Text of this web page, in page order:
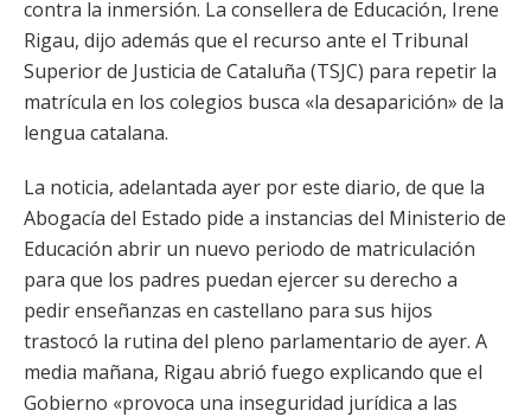
contra la inmersión. La consellera de Educación, Irene
Rigau, dijo además que el recurso ante el Tribunal
Superior de Justicia de Cataluña (TSJC) para repetir la
matrícula en los colegios busca «la desaparición» de la
lengua catalana.
La noticia, adelantada ayer por este diario, de que la
Abogacía del Estado pide a instancias del Ministerio de
Educación abrir un nuevo periodo de matriculación
para que los padres puedan ejercer su derecho a
pedir enseñanzas en castellano para sus hijos
trastocó la rutina del pleno parlamentario de ayer. A
media mañana, Rigau abrió fuego explicando que el
Gobierno «provoca una inseguridad jurídica a las